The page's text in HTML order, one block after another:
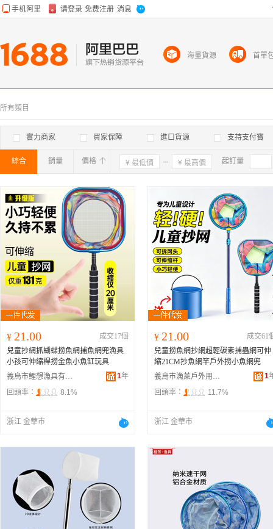
所有類目
實力商家 買家保障 進口貨源 支持支付寶
綜合 銷量 價格 確定 起訂量
¥ 21.00
成交17個
兒童抄網抓蝴蝶撈魚網捕魚網兜漁具
小孩可伸縮桿撈金魚小魚缸玩具
義烏市鯉想漁具有限公司
1年
回頭率：
8.1%
浙江 金華市
¥ 21.00
成交61
兒童撈魚網抄網超輕碳素捕蟲網可伸
縮21CM抄魚網竿戶外撈小魚網兜
義烏市漁萊戶外用品有限公司
1
回頭率：
11.7%
浙江 金華市
海量貨源 首單